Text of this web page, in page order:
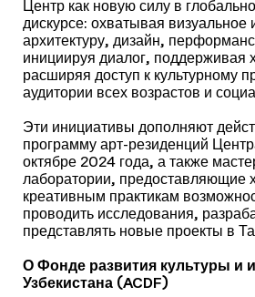
Центр как новую силу в
дискурсе: охватывая визуальное
архитектуру, дизайн,
инициируя диалог, поддерживая
расширяя доступ к культурному
аудитории всех возрастов и
Эти инициативы дополняют
программу арт-резиденций
октябре 2024 года, а также
лаборатории, предоставляющие
креативным практикам
проводить исследования,
представлять новые проекты в
О Фонде развития культуры и
Узбекистана (ACDF)